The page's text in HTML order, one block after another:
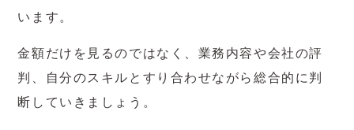
います。
金額だけを見るのではなく、業務内容や会社の評
判、自分のスキルとすり合わせながら総合的に判
断していきましょう。